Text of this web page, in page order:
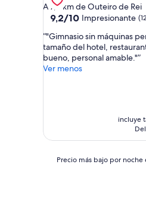
A 7,2 km de Outeiro de Rei
9.2
10,
Impresionante,
(129 comentarios)
9,2/10 Impresionante
"Gimnasio sin máquinas
tamaño del hotel,
bueno, personal amable."
Ver menos
incluye
PrecioPrecio más bajo por